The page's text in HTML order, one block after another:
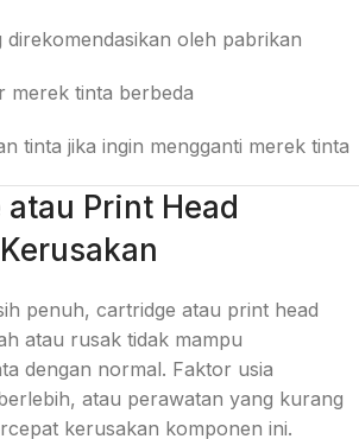
direkomendasikan oleh pabrikan
merek tinta berbeda
tinta jika ingin mengganti merek tinta
Print Head
penuh, cartridge atau print head
atau rusak tidak mampu
dengan normal. Faktor usia
atau perawatan yang kurang
kerusakan komponen ini.